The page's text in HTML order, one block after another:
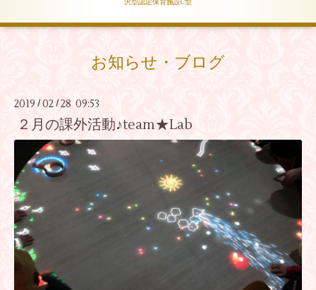
沢型認定保育施設C型
お知らせ・ブログ
2019 /02 /28 09:53
２月の課外活動♪team★Lab